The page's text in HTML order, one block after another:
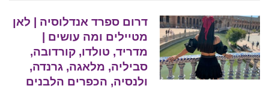
דרום ספרד אנדלוסיה | לאן
מטיילים ומה עושים |
מדריד, טולדו, קורדובה,
סביליה, מלאגה, גרנדה,
ולנסיה, הכפרים הלבנים